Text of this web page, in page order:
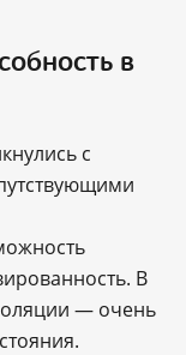
в
с
В
— очень